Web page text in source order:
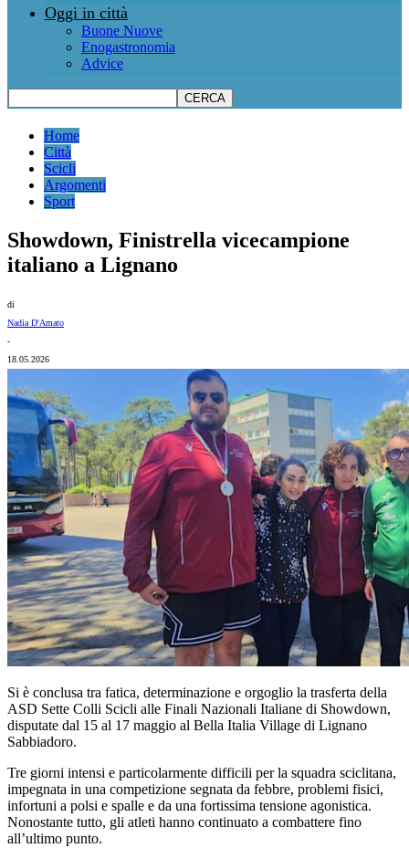
Oggi in città
Buone Nuove
Enogastronomia
Advice
Home
Città
Scicli
Argomenti
Sport
Showdown, Finistrella vicecampione
italiano a Lignano
di
Nadia D'Amato
-
18.05.2026
Si è conclusa tra fatica, determinazione e orgoglio la trasferta della
ASD Sette Colli Scicli alle Finali Nazionali Italiane di Showdown,
disputate dal 15 al 17 maggio al Bella Italia Village di Lignano
Sabbiadoro.
Tre giorni intensi e particolarmente difficili per la squadra sciclitana,
impegnata in una competizione segnata da febbre, problemi fisici,
infortuni a polsi e spalle e da una fortissima tensione agonistica.
Nonostante tutto, gli atleti hanno continuato a combattere fino
all’ultimo punto.